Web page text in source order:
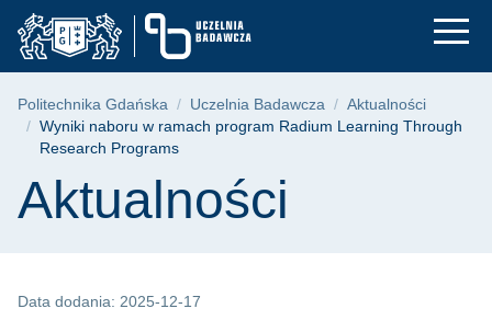
Przejdź
do
menu
Przejdź
do
wyszukiwarki
Przejdź
do
treści
Wyniki naboru w
Ścieżka nawigacyjna
Politechnika Gdańska Uczelnia Badawcza
Aktualności
Wyniki naboru w ramach program Radium Learning Through
Research Programs
Treść strony
Aktualności
Data dodania: 2025-12-17